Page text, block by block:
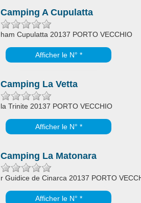
Camping A Cupulatta
ham Cupulatta 20137 PORTO VECCHIO
Afficher le N° *
Camping La Vetta
la Trinite 20137 PORTO VECCHIO
Afficher le N° *
Camping La Matonara
r Guidice de Cinarca 20137 PORTO
Afficher le N° *